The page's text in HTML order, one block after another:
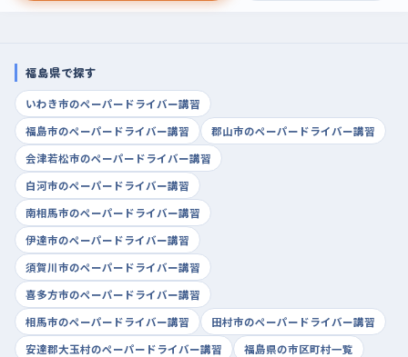
福島県で探す
いわき市のペーパードライバー講習
福島市のペーパードライバー講習
郡山市のペーパードライバー講習
会津若松市のペーパードライバー講習
白河市のペーパードライバー講習
南相馬市のペーパードライバー講習
伊達市のペーパードライバー講習
須賀川市のペーパードライバー講習
喜多方市のペーパードライバー講習
相馬市のペーパードライバー講習
田村市のペーパードライバー講習
安達郡大玉村のペーパードライバー講習
福島県の市区町村一覧